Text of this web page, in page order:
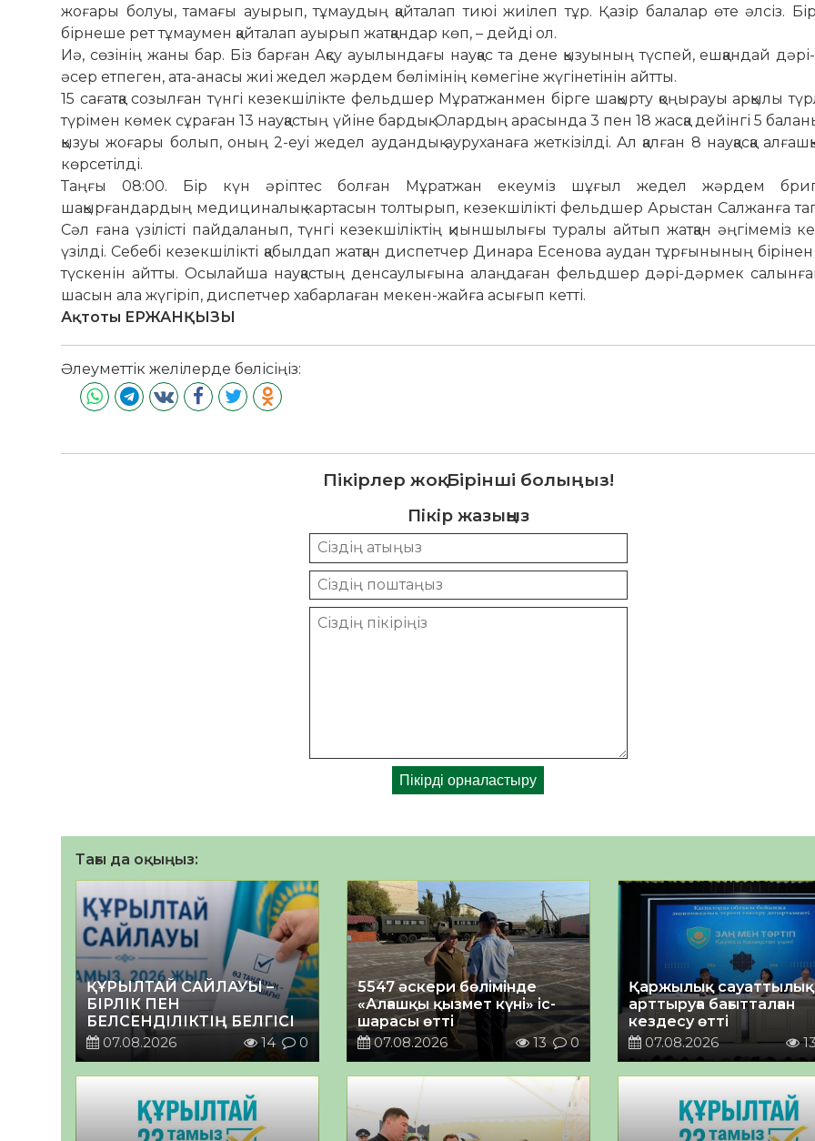
жоғары болуы, тамағы ауырып, тұмаудың қайталап тиюі жиілеп тұр. Қазір балалар өте әлсіз.
бірнеше рет тұмаумен қайталап ауырып жатқандар көп, – дейді ол.
Иә, сөзінің жаны бар. Біз барған Ақсу ауылындағы науқас та дене қызуының түспей, ешқандай
әсер ет­пе­ген, ата-анасы жиі жедел жәрдем бөлімі­нің көмегіне жүгінетінін айтты.
15 сағатқа созылған түнгі кезекшілікте фельдшер Мұратжанмен бірге шақырту қоңырауы арқылы
түрімен көмек сұраған 13 науқастың үйіне бардық. Олардың арасында 3 пен 18 жасқа дейінгі 5
қызуы жоғары болып, оның 2-еуі жедел аудандық ауруханаға жеткізілді. Ал қалған 8 науқасқа
көрсетілді.
Таңғы 08:00. Бір күн әріптес болған Мұ­рат­жан екеуміз шұғыл жедел жәр­дем
шақырғандардың меди­циналық картасын толтырып, кезекшілікті фельдшер Арыстан Салжанға
Сәл ғана үзілісті пайдаланып, түнгі кезек­шіліктің қиын­шылығы туралы айтып жат­қан әң­гімеміз
үзілді. Себебі ке­зек­шілікті қабылдап жатқан диспетчер Ди­нара Есенова аудан тұрғынының бірінен
түскенін айтты. Осылайша нау­қас­тың денсаулығына алаңдаған фельд­шер дәрі-дәрмек
шасын ала жүгіріп, диспетчер хабарлаған мекен-жайға асығып кетті.
Ақтоты ЕРЖАНҚЫЗЫ
Әлеуметтік желілерде бөлісіңіз:
Пікірлер жоқ. Бірінші болыңыз!
Пікір жазыңыз
Тағы да оқыңыз:
ҚҰРЫЛТАЙ САЙЛАУЫ –
БІРЛІК ПЕН
БЕЛСЕНДІЛІКТІҢ БЕЛГІСІ
07.08.2026
14 0
5547 әскери бөлімінде
«Алғашқы қызмет күні» іс-
шарасы өтті
07.08.2026
13 0
Қаржылық
арттыруға бағытталған
кездесу өтті
07.08.2026